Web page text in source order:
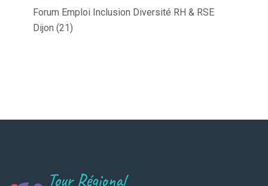
Forum Emploi Inclusion Diversité RH & RSE
Dijon (21)